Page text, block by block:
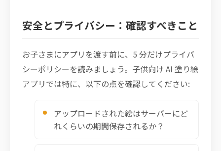
安全とプライバシー：確認すべきこと
お子さまにアプリを渡す前に、5 分だけプライバ
シーポリシーを読みましょう。子供向け AI 塗り絵
アプリでは特に、以下の点を確認してください:
アップロードされた絵はサーバーにど
れくらいの期間保存されるか？